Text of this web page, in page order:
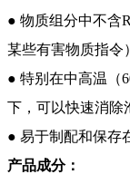
● 物质组分中不含
某些有害物质指令
● 特别在中高温（
下，可以快速消除
● 易于制配和保存
产品成分：